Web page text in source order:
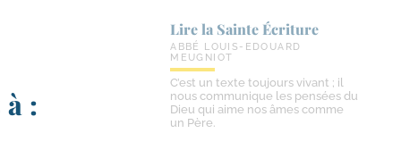
:
Lire la Sainte Écriture
ABBÉ LOUIS-EDOUARD
MEUGNIOT
C’est un texte toujours vivant ; il
nous communique les pensées du
Dieu qui aime nos âmes comme
un Père.